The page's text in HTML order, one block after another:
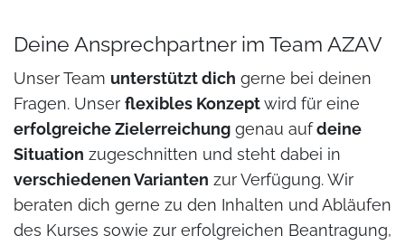
Deine Ansprechpartner im Team AZAV
Unser Team unterstützt dich gerne bei deinen
Fragen. Unser flexibles Konzeptwird für eine
erfolgreiche Zielerreichung genau aufdeine
Situation zugeschnitten und steht dabei in
verschiedenen Varianten zur Verfügung. Wir
beraten dich gerne zu den Inhalten und Abläufen
des Kurses sowie zur erfolgreichen Beantragung,